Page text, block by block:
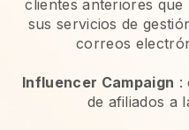
clientes anteriores
sus servicios de
correos
Influencer Campaign :
de afiliados a